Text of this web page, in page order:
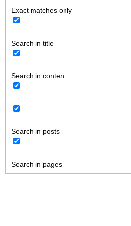
Exact matches only
Search in title
Search in content
Search in posts
Search in pages